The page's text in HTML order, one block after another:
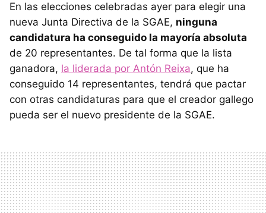
En las elecciones celebradas ayer para elegir una
nueva Junta Directiva de la SGAE, ninguna
candidatura ha conseguido la mayoría absoluta
de 20 representantes. De tal forma que la lista
ganadora, la liderada por Antón Reixa, que ha
conseguido 14 representantes, tendrá que pactar
con otras candidaturas para que el creador gallego
pueda ser el nuevo presidente de la SGAE.